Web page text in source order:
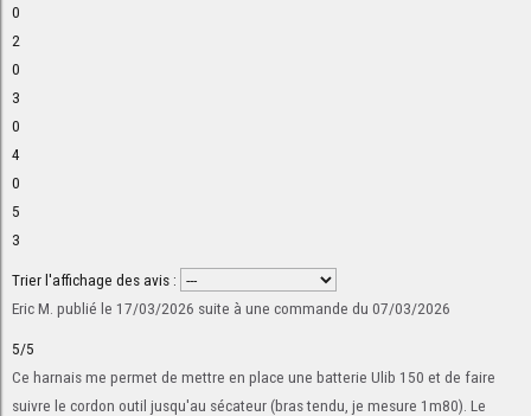
0
2
0
3
0
4
0
5
3
Trier l'affichage des avis :
Eric M. publié le 17/03/2026 suite à une commande du 07/03/2026
5/5
Ce harnais me permet de mettre en place une batterie Ulib 150 et de faire
suivre le cordon outil jusqu'au sécateur (bras tendu, je mesure 1m80). Le